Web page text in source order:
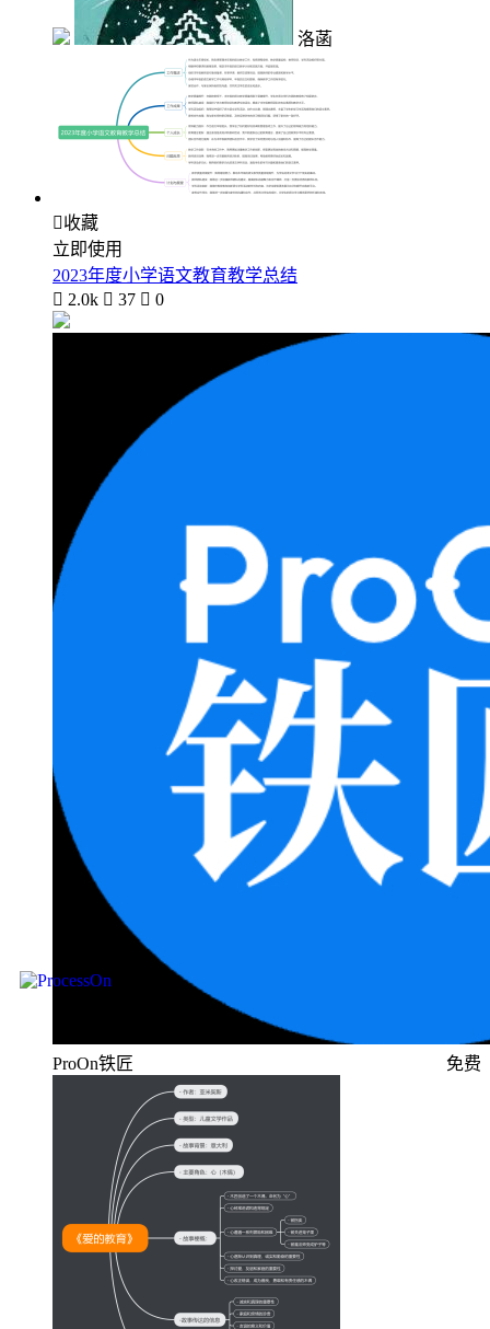
洛菡
收藏
立即使用
2023年度小学语文教育教学总结
 2.0k  37  0
ProOn铁匠 免费